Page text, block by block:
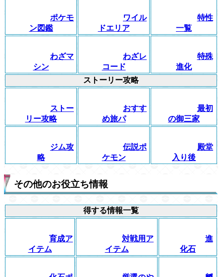
ポケモ
ン図鑑
ワイル
ドエリア
特性
一覧
わざマ
シン
わざレ
コード
特殊
進化
ストーリー攻略
ストー
リー攻略
おすす
め旅パ
最初
の御三家
ジム攻
略
伝説ポ
ケモン
殿堂
入り後
その他のお役立ち情報
得する情報一覧
育成ア
イテム
対戦用ア
イテム
進
化石